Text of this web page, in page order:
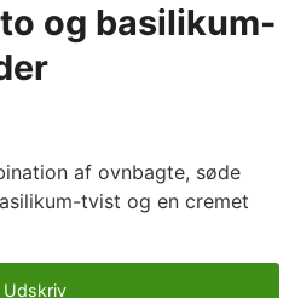
og basilikum-
af ovnbagte, søde
tvist og en cremet
Udskriv